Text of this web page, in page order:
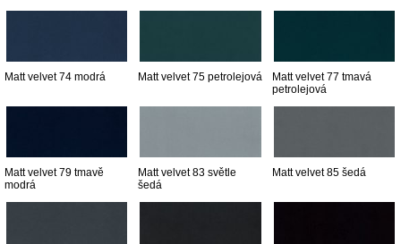
Matt velvet 74 modrá Matt velvet 75 petrolejová
Matt velvet 77 tmavá
petrolejová
Matt velvet 79 tmavě
modrá
Matt velvet 83 světle
šedá
Matt velvet 85 šedá